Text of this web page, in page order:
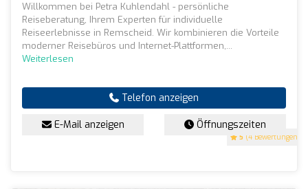
5 (4 Bewertungen)
Willkommen bei Petra Kuhlendahl - persönliche
Reiseberatung, Ihrem Experten für individuelle
Reiseerlebnisse in Remscheid. Wir kombinieren die Vorteile
moderner Reisebüros und Internet-Plattformen,...
Weiterlesen
Telefon anzeigen
E-Mail anzeigen Öffnungszeiten